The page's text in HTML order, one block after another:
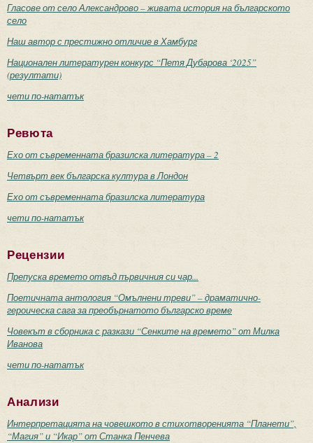
Гласове от село Александрово – живата история на българското
село
Наш автор с престижно отличие в Хамбург
Национален литературен конкурс “Петя Дубарова ‘2025”
(резултати)
чети по-нататък
Ревюта
Ехо от съвременната бразилска литература – 2
Четвърт век българска култура в Лондон
Ехо от съвременната бразилска литература
чети по-нататък
Рецензии
Препуска времето отвъд първичния си чар...
Поетичната антология “Омълнени треви” – драматично-
героическа сага за преобърнатото българско време
Човекът в сборника с разкази “Сенките на времето” от Милка
Иванова
чети по-нататък
Анализи
Интерпретацията на човешкото в стихотворенията “Планети”,
“Магия” и “Икар” от Станка Пенчева